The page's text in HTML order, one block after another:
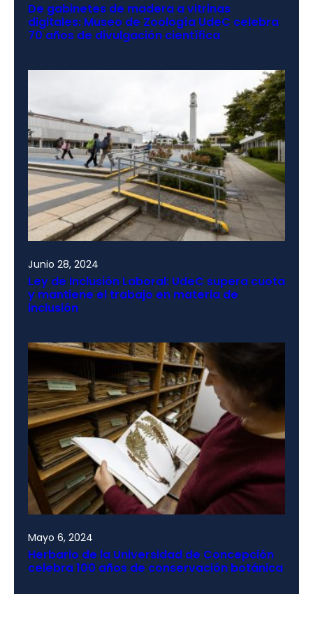
De gabinetes de madera a vitrinas
digitales: Museo de Zoología UdeC celebra
70 años de divulgación científica
Junio 28, 2024
Ley de Inclusión Laboral: UdeC supera cuota
y mantiene el trabajo en materia de
inclusión
Mayo 6, 2024
Herbario de la Universidad de Concepción
celebra 100 años de conservación botánica